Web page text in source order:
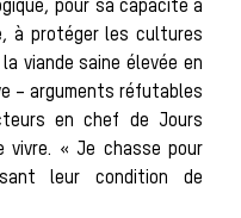
pour sa capacité à
à protéger les cultures
viande saine élevée en
– arguments réfutables
en chef de Jours
« Je chasse pour
leur condition de